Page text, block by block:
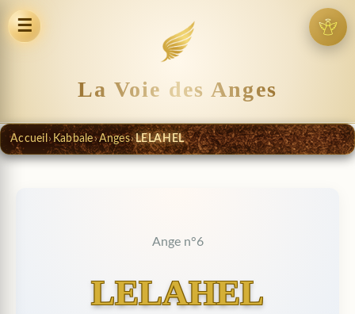
☰
La Voie des Anges
Accueil › Kabbale›Anges›LELAHEL
Ange n°6
LELAHEL